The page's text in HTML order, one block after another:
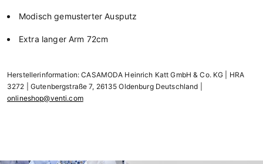
Modisch gemusterter Ausputz
Extra langer Arm 72cm
Herstellerinformation: CASAMODA Heinrich Katt GmbH & Co. KG | HRA
3272 | Gutenbergstraße 7, 26135 Oldenburg Deutschland |
onlineshop@venti.com